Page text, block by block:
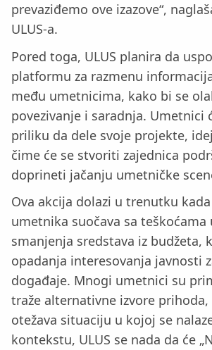
prevaziđemo ove izazove“,
ULUS-a.
Pored toga, ULUS planira da
platformu za razmenu
među umetnicima, kako bi se
povezivanje i saradnja. Umetnici
priliku da dele svoje projekte,
čime će se stvoriti zajednica
doprineti jačanju umetničke
Ova akcija dolazi u trenutku
umetnika suočava sa teškoćama
smanjenja sredstava iz budžeta,
opadanja interesovanja javnosti
događaje. Mnogi umetnici su
traže alternativne izvore
otežava situaciju u kojoj se
kontekstu, ULUS se nada da će